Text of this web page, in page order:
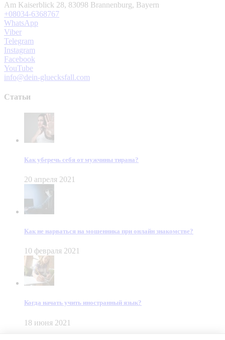
Am Kaiserblick 28, 83098 Brannenburg, Bayern
+08034-6368767
WhatsApp
Viber
Telegram
Instagram
Facebook
YouTube
info@dein-gluecksfall.com
Статьи
Как уберечь себя от мужчины тирана?
20 апреля 2021
Как не нарваться на мошенника при онлайн знакомстве?
10 февраля 2021
Когда начать учить иностранный язык?
18 июня 2021